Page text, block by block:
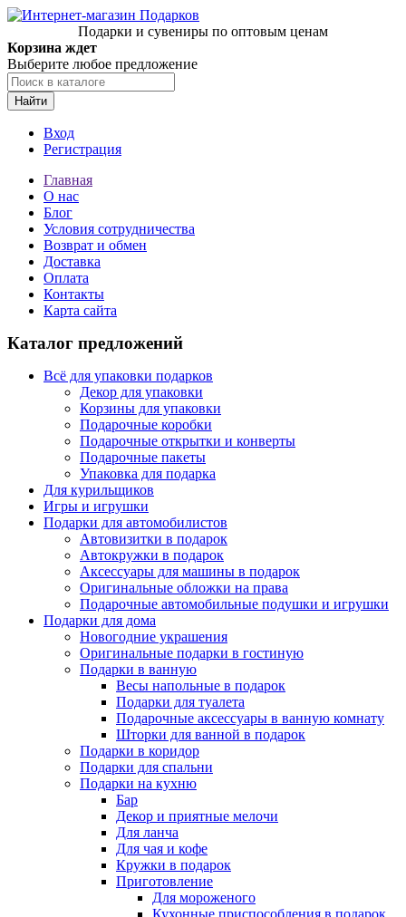
Подарки и сувениры по оптовым ценам
Корзина ждет
Выберите любое предложение
Найти
Вход
Регистрация
Главная
О нас
Блог
Условия сотрудничества
Возврат и обмен
Доставка
Оплата
Контакты
Карта сайта
Каталог предложений
Всё для упаковки подарков
Декор для упаковки
Корзины для упаковки
Подарочные коробки
Подарочные открытки и конверты
Подарочные пакеты
Упаковка для подарка
Для курильщиков
Игры и игрушки
Подарки для автомобилистов
Автовизитки в подарок
Автокружки в подарок
Аксессуары для машины в подарок
Оригинальные обложки на права
Подарочные автомобильные подушки и игрушки
Подарки для дома
Новогодние украшения
Оригинальные подарки в гостиную
Подарки в ванную
Весы напольные в подарок
Подарки для туалета
Подарочные аксессуары в ванную комнату
Шторки для ванной в подарок
Подарки в коридор
Подарки для спальни
Подарки на кухню
Бар
Декор и приятные мелочи
Для ланча
Для чая и кофе
Кружки в подарок
Приготовление
Для мороженого
Кухонные приспособления в подарок